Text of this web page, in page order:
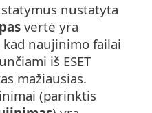
nustatyta
vertė yra
kad naujinimo failai
iš ESET
mažiausias.
(parinktis